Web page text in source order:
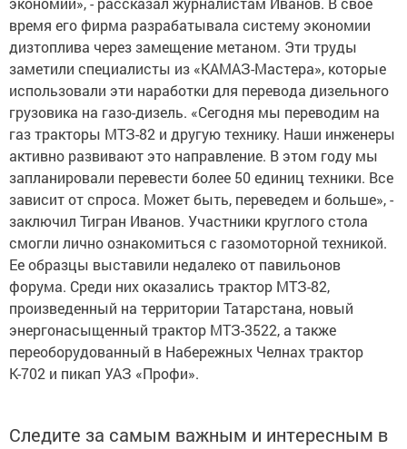
время его фирма разрабатывала систему экономии
дизтоплива через замещение метаном. Эти труды
заметили специалисты из «КАМАЗ-Мастера», которые
использовали эти наработки для перевода дизельного
грузовика на газо-дизель. «Сегодня мы переводим на
газ тракторы МТЗ-82 и другую технику. Наши инженеры
активно развивают это направление. В этом году мы
запланировали перевести более 50 единиц техники. Все
зависит от спроса. Может быть, переведем и больше», -
заключил Тигран Иванов. Участники круглого стола
смогли лично ознакомиться с газомоторной техникой.
Ее образцы выставили недалеко от павильонов
форума. Среди них оказались трактор МТЗ-82,
произведенный на территории Татарстана, новый
энергонасыщенный трактор МТЗ-3522, а также
переоборудованный в Набережных Челнах трактор
К-702 и пикап УАЗ «Профи».
Следите за самым важным и интересным в